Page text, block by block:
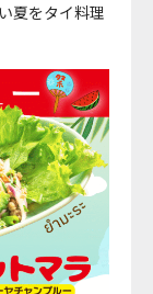
夏をタイ料理